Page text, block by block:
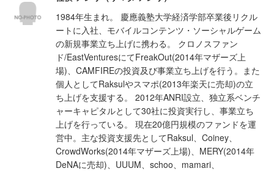
1984年生まれ。 慶應義塾大学経済学部卒業後リクル
ートに入社、モバイルコンテンツ・ソーシャルゲーム
の新規事業立ち上げに携わる。 クロノスファン
ド/EastVenturesにてFreakOut(2014年マザーズ上
場)、CAMFIREの投資及び事業立ち上げを行う。また
個人としてRaksulやスマポ(2013年楽天に売却)の立
ち上げを支援する。 2012年ANRI設立、独立系ベンチ
ャーキャピタルとして30社に投資実行し、事業立ち
上げを行っている。 現在20億円規模のファンドを運
営中。主な投資支援先としてRaksul、Coiney、
CrowdWorks(2014年マザーズ上場)、MERY(2014年
DeNAに売却)、UUUM、schoo、mamari、